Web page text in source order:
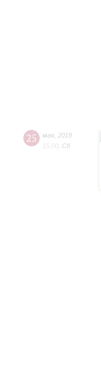
25 мая 2019
15:00 Сб